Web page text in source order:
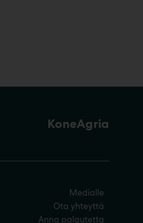
KoneAgria
Medialle
Ota yhteyttä
Anna palautetta